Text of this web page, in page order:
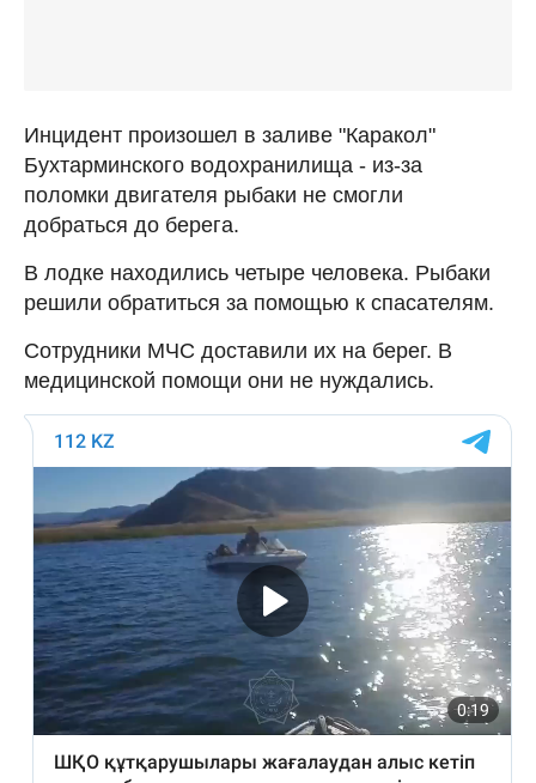
Инцидент произошел в заливе "Каракол"
Бухтарминского водохранилища - из-за
поломки двигателя рыбаки не смогли
добраться до берега.
В лодке находились четыре человека. Рыбаки
решили обратиться за помощью к спасателям.
Сотрудники МЧС доставили их на берег. В
медицинской помощи они не нуждались.